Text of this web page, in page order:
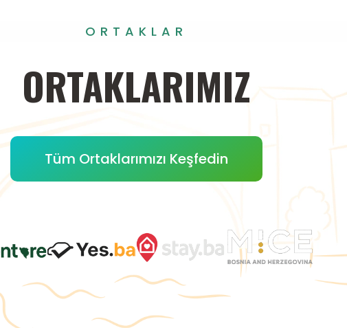
ORTAKLAR
ORTAKLARIMIZ
Tüm Ortaklarımızı Keşfedin